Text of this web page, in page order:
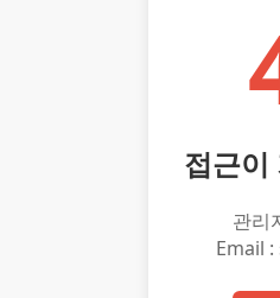
접근이
관리
Email